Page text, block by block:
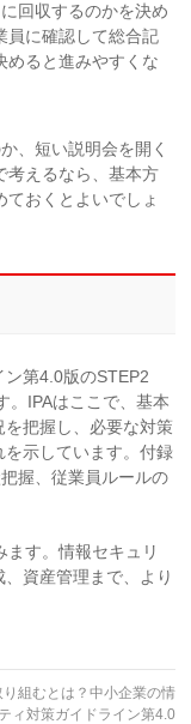
回収するのかを決め
員に確認して総合記
めると進みやすくな
、短い説明会を開く
考えるなら、基本方
おくとよいでしょ
第4.0版のSTEP2
。IPAはここで、基本
把握し、必要な対策
示しています。付録
握、従業員ルールの
ます。情報セキュリ
資産管理まで、より
組むとは？中小企業の情
ィ対策ガイドライン第4.0